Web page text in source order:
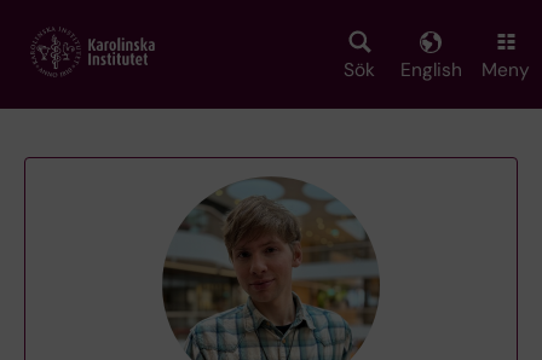
main
Sök English Meny